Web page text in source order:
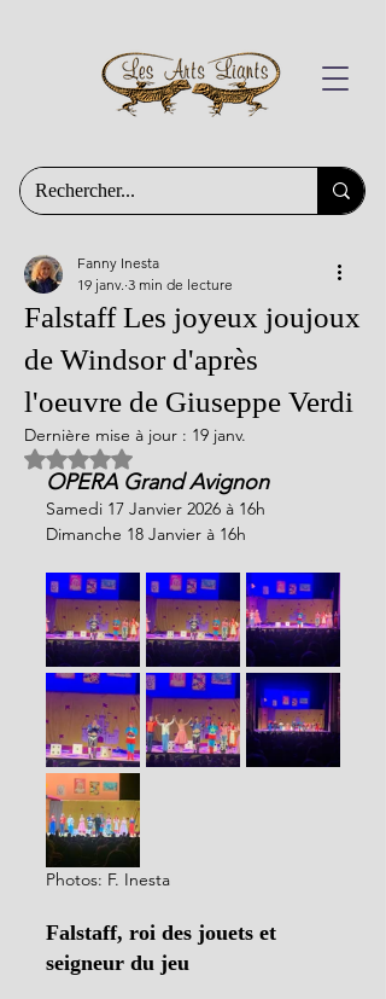
Falstaff Les joyeux joujoux
de Windsor d'après
l'oeuvre de Giuseppe Verdi
Fanny Inesta
19 janv. 3 min de lecture
Dernière mise à jour : 19 janv.
Noté NaN étoiles sur 5.
OPERA Grand Avignon
Samedi 17 Janvier 2026 à 16h
Dimanche 18 Janvier à 16h
Photos: F. Inesta
Falstaff, roi des jouets et
seigneur du jeu